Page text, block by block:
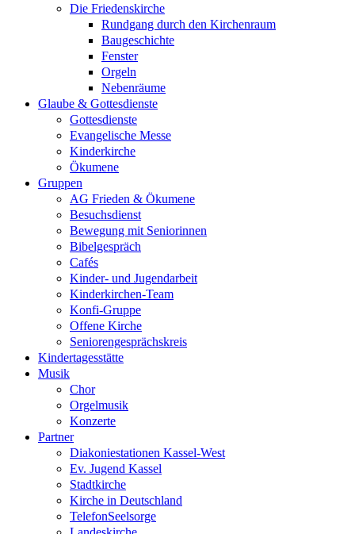
Die Friedenskirche
Rundgang durch den Kirchenraum
Baugeschichte
Fenster
Orgeln
Nebenräume
Glaube & Gottesdienste
Gottesdienste
Evangelische Messe
Kinderkirche
Ökumene
Gruppen
AG Frieden & Ökumene
Besuchsdienst
Bewegung mit Seniorinnen
Bibelgespräch
Cafés
Kinder- und Jugendarbeit
Kinderkirchen-Team
Konfi-Gruppe
Offene Kirche
Seniorengesprächskreis
Kindertagesstätte
Musik
Chor
Orgelmusik
Konzerte
Partner
Diakoniestationen Kassel-West
Ev. Jugend Kassel
Stadtkirche
Kirche in Deutschland
TelefonSeelsorge